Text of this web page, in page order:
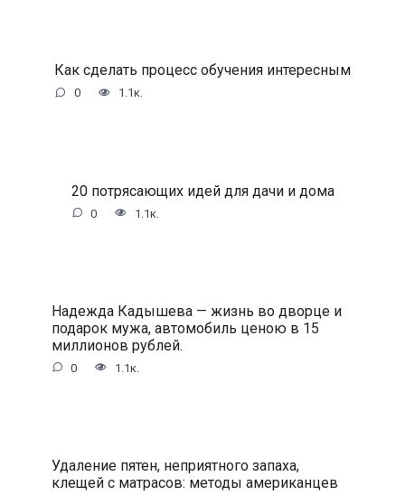
Как сделать процесс обучения интересным
0 1.1к.
20 потрясающих идей для дачи и дома
0 1.1к.
Надежда Кадышева — жизнь во дворце и
подарок мужа, автомобиль ценою в 15
миллионов рублей.
0 1.1к.
Удаление пятен, неприятного запаха,
клещей с матрасов: методы американцев